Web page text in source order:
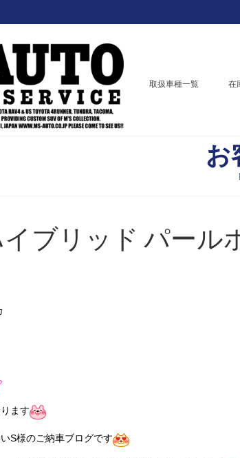
取扱車種一覧 在
お
イブリッド パー
ます
S様のご納車ブログです